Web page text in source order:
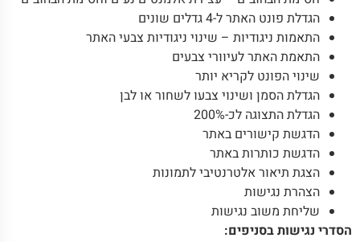
הגדלת פונט האתר ל-4 גדלים שונים
התאמות ניגודיות – שינוי ניגודיות צבעי האתר
התאמת האתר לעיוורי צבעים
שינוי הפונט לקריא יותר
הגדלת הסמן ושינוי צבעו לשחור או לבן
הגדלת התצוגה לכ-200%
הדגשת קישורים באתר
הדגשת כותרות באתר
הצגת תיאור אלטרנטיבי לתמונות
הצהרת נגישות
שליחת משוב נגישות
הסדרי נגישות בסניפים: